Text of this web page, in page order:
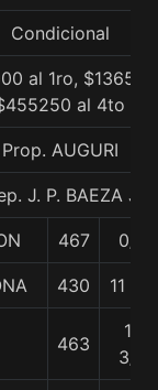
Condicional
al 1ro,
al 4to
Prop. AUGURI
J. P. BAEZA J.
467 0/0
430 11 1/4
463
12
3/4